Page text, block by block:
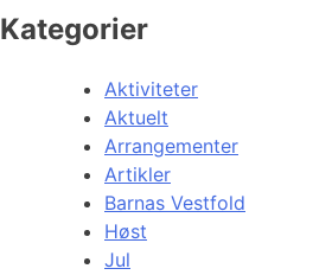
Kategorier
Aktiviteter
Aktuelt
Arrangementer
Artikler
Barnas Vestfold
Høst
Jul